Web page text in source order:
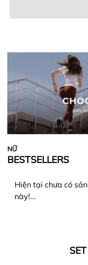
NỮ
BESTSELLERS
Hiện tại chưa có
này!...